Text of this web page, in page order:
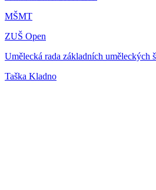
MŠMT
ZUŠ Open
Umělecká rada základních uměleckých
Taška Kladno